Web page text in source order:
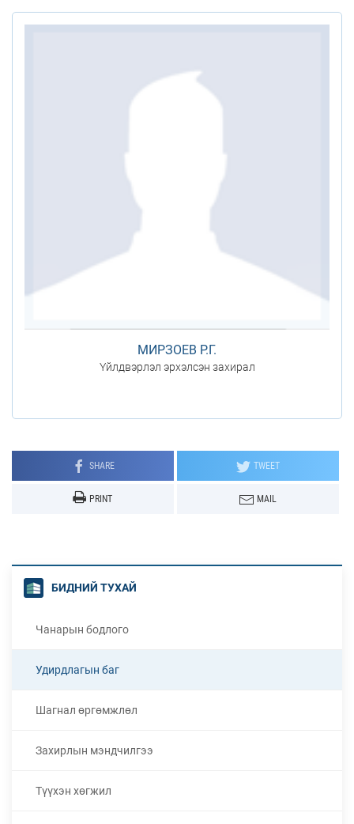
БИДНИЙ ТУХАЙ
Чанарын бодлого
Удирдлагын баг
Шагнал өргөмжлөл
Захирлын мэндчилгээ
Түүхэн хөгжил
МИРЗОЕВ Р.Г.
Үйлдвэрлэл эрхэлсэн захирал
SHARE TWEET
PRINT MAIL